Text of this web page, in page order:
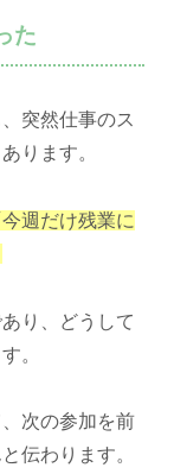
た
突然仕事のス
ります。
週だけ残業に
り、どうして
。
次の参加を前
伝わります。